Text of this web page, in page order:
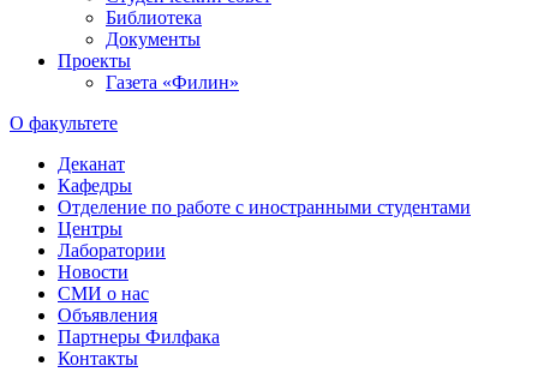
Библиотека
Документы
Проекты
Газета «Филин»
О факультете
Деканат
Кафедры
Отделение по работе с иностранными студентами
Центры
Лаборатории
Новости
СМИ о нас
Объявления
Партнеры Филфака
Контакты